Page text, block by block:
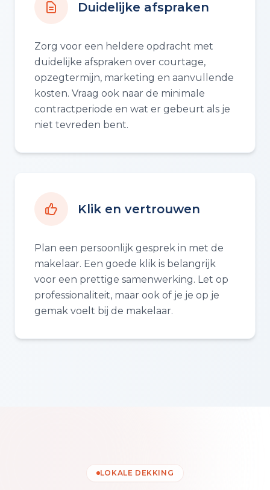
Duidelijke afspraken
Zorg voor een heldere opdracht met
duidelijke afspraken over courtage,
opzegtermijn, marketing en aanvullende
kosten. Vraag ook naar de minimale
contractperiode en wat er gebeurt als je
niet tevreden bent.
Klik en vertrouwen
Plan een persoonlijk gesprek in met de
makelaar. Een goede klik is belangrijk
voor een prettige samenwerking. Let op
professionaliteit, maar ook of je je op je
gemak voelt bij de makelaar.
LOKALE DEKKING